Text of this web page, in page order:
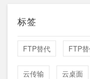
标签
FTP替代 FTP
云传输 云桌面